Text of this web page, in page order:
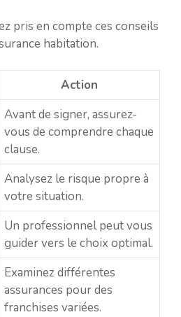
pris en compte ces conseils
habitation.
Action
Avant de signer, assurez-
vous de comprendre chaque
clause.
Analysez le risque propre à
votre situation.
Un professionnel peut vous
guider vers le choix optimal.
Examinez différentes
assurances pour des
franchises variées.